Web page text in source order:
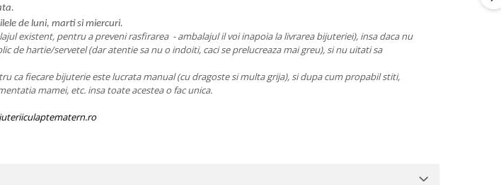
de luni, marti si miercuri.
existent, pentru a preveni rasfirarea - ambalajul il voi inapoia la livrarea bijuteriei), insa daca nu
de hartie/servetel (dar atentie sa nu o indoiti, caci se prelucreaza mai greu), si nu uitati sa
ca fiecare bijuterie este lucrata manual (cu dragoste si multa grija), si dupa cum propabil stiti,
mamei, etc. insa toate acestea o fac unica.